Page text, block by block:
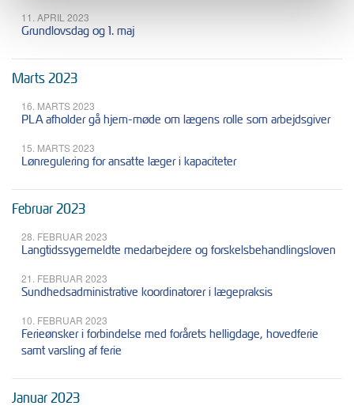
11. APRIL 2023
Grundlovsdag og 1. maj
Marts 2023
16. MARTS 2023
PLA afholder gå hjem-møde om lægens rolle som arbejdsgiver
15. MARTS 2023
Lønregulering for ansatte læger i kapaciteter
Februar 2023
28. FEBRUAR 2023
Langtidssygemeldte medarbejdere og forskelsbehandlingsloven
21. FEBRUAR 2023
Sundhedsadministrative koordinatorer i lægepraksis
10. FEBRUAR 2023
Ferieønsker i forbindelse med forårets helligdage, hovedferie
samt varsling af ferie
Januar 2023